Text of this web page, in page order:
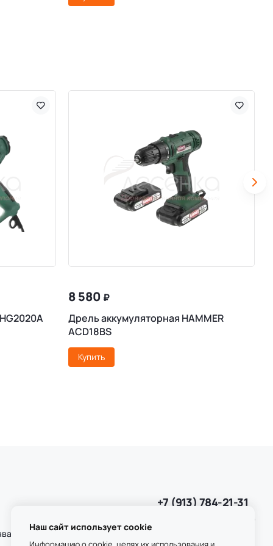
8 580 ₽
Дрель аккумуляторная HAMMER
ACD18BS
Купить
+7 (913) 784-21-31
Наш сайт использует cookie